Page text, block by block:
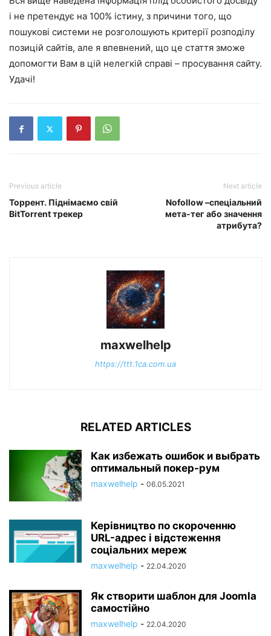
і не претендує на 100% істину, з причини того, що
пошукові системи не розголошують критерії розподілу
позицій сайтів, але я впевнений, що це стаття зможе
допомогти Вам в цій нелегкій справі – просування сайту.
Удачі!
Previous article
Торрент. Піднімаємо свій
BitTorrent трекер
Next article
Nofollow –спеціальний
мета-тег або значення
атрибута?
maxwelhelp
https://ttt.1ca.com.ua
RELATED ARTICLES
Как избежать ошибок и выбрать
оптимальный покер-рум
maxwelhelp - 06.05.2021
Керівництво по скороченню
URL-адрес і відстеження
соціальних мереж
maxwelhelp - 22.04.2020
Як створити шаблон для Joomla
самостійно
maxwelhelp - 22.04.2020